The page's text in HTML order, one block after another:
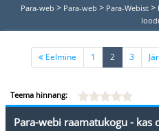
Para-web > Para-web > Para-Webist >
Eelmine 1 2 (current)
3
Teema hinnang:
Para-webi raamatukogu - kas